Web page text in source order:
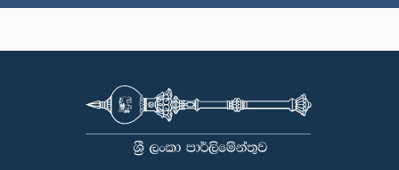
ප.ව. 12:22 - ප.ව. 12:32